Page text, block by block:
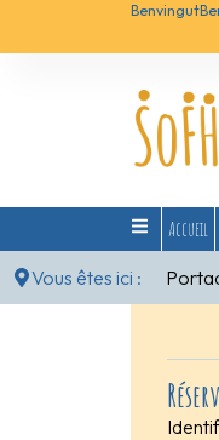
Benvingut
Accueil
Vous êtes ici :